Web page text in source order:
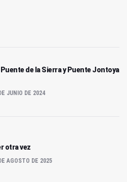
de la Sierra y Puente Jontoya
JUNIO DE 2024
otra vez
AGOSTO DE 2025